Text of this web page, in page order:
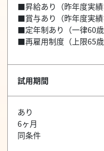
■昇給あり（昨年度実績
■賞与あり（昨年度実績
■定年制あり（一律60歳
■再雇用制度（上限65歳
試用期間
あり
6ヶ月
同条件